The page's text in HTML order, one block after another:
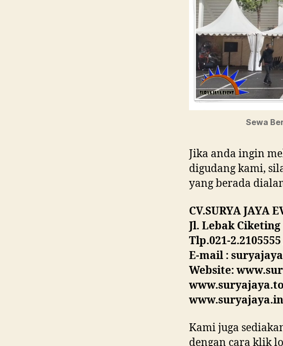
Sewa
Jika anda ingin
digudang kami,
yang berada
CV.SURYA JAYA
Jl. Lebak
Tlp.021-
E-mail :
Website:
www.suryajaya.in
Kami juga
dengan cara klik